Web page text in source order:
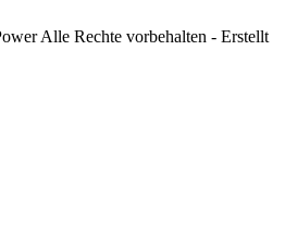
Alle Rechte vorbehalten - Erstellt